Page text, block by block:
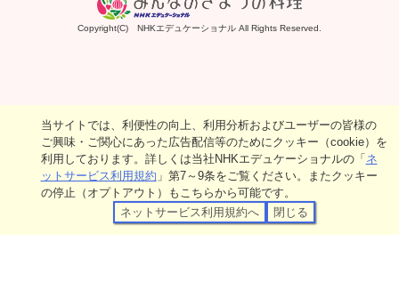
Copyright(C) NHKエデュケーショナル All Rights Reserved.
当サイトでは、利便性の向上、利用分析およびユーザーの皆様の
ご興味・ご関心にあった広告配信等のためにクッキー（cookie）を
利用しております。詳しくは当社NHKエデュケーショナルの「ネ
ットサービス利用規約 」第7～9条をご覧ください。またクッキー
の停止（オプトアウト）もこちらから可能です。
ネットサービス利用規約へ
閉じる